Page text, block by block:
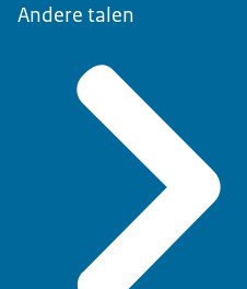
Andere talen